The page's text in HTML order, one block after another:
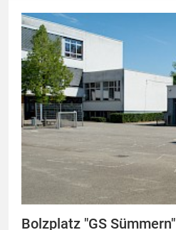
Bolzplatz "GS Sümmern"